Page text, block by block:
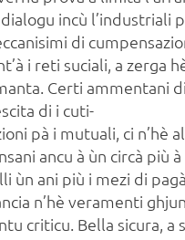
incù l’industriali
di
i reti suciali, a zerga
Certi ammentani
di i cuti-
pà i mutuali, ci n’hè
ancu à ùn circà più à
ùn ani più i mezi di
n’hè veramenti
criticu. Bella sicura, a